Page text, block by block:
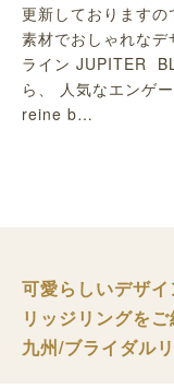
更新しております
素材でおしゃれな
ライン JUPITER
ら、 人気なエンゲ
reine b…
可愛らしいデザ
リッジリングを
九州/ブライダル